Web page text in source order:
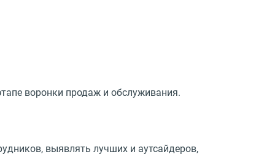
воронки продаж и обслуживания.
выявлять лучших и аутсайдеров,